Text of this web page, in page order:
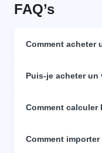
FAQ’s
Comment acheter
Puis-je acheter un
Comment calculer
Comment